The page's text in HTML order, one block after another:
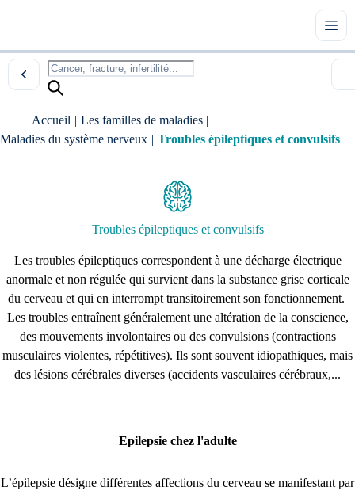
Accueil | Les familles de maladies |
Maladies du système nerveux | Troubles épileptiques et convulsifs
Troubles épileptiques et convulsifs
Les troubles épileptiques correspondent à une décharge électrique
anormale et non régulée qui survient dans la substance grise corticale
du cerveau et qui en interrompt transitoirement son fonctionnement.
Les troubles entraînent généralement une altération de la conscience,
des mouvements involontaires ou des convulsions (contractions
musculaires violentes, répétitives). Ils sont souvent idiopathiques, mais
des lésions cérébrales diverses (accidents vasculaires cérébraux,...
Epilepsie chez l'adulte
L’épilepsie désigne différentes affections du cerveau se manifestant par